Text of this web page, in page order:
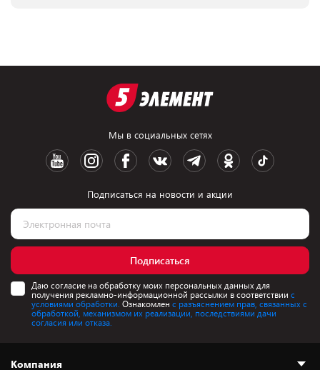
Мы в социальных сетях
Подписаться на новости и акции
Подписаться
Даю согласие на обработку моих персональных данных для
получения рекламно-информационной рассылки в соответствии с
условиями обработки. Ознакомлен с разъяснением прав, связанных с
обработкой, механизмом их реализации, последствиями дачи
согласия или отказа.
Компания